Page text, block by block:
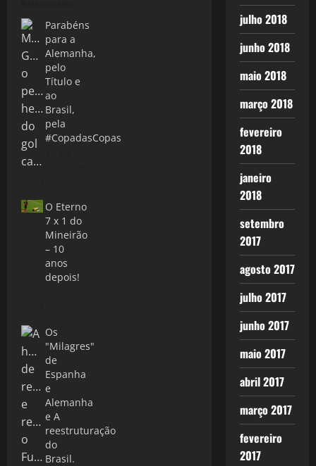
Parabéns
para a
Alemanha,
pelo
Título e
ao
Brasil,
pela
#CopadasCopas
O Eterno
7 x 1 do
Mineirão
– 10
anos
depois!
Os
"Milagres"
de
Espanha
e
Alemanha
e A
reestruturação
do
Brasil.
julho 2018
junho 2018
maio 2018
março 2018
fevereiro
2018
janeiro
2018
setembro
2017
agosto 2017
julho 2017
junho 2017
maio 2017
abril 2017
março 2017
fevereiro
2017